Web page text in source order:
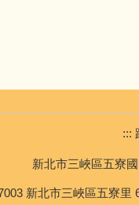
:::
新北市三峽區五寮
新北市三峽區五寮里